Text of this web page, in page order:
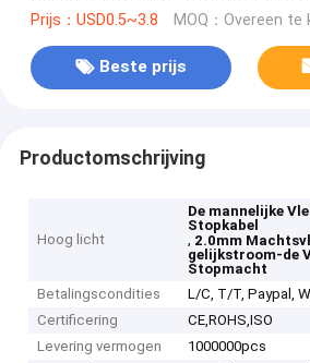
Prijs：USD0.5~3.8 MOQ：Overeen te
Beste prijs
Productomschrijving
Hoog licht
De mannelijke
Stopkabel
, 2.0mm
gelijkstroom-de
Stopmacht
Betalingscondities
L/C, T/T, Paypal,
Certificering
CE,ROHS,ISO
Levering vermogen
1000000pcs